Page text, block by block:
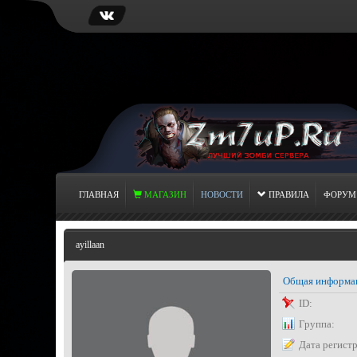
ГЛАВНАЯ МАГАЗИН НОВОСТИ ПРАВИЛА ФОРУМ
ayillaan
Общая
ID:
Группа:
Дата